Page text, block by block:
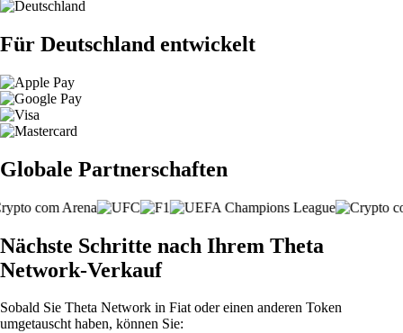
Für Deutschland entwickelt
Globale Partnerschaften
Nächste Schritte nach Ihrem Theta
Network-Verkauf
Sobald Sie Theta Network in Fiat oder einen anderen Token
umgetauscht haben, können Sie: